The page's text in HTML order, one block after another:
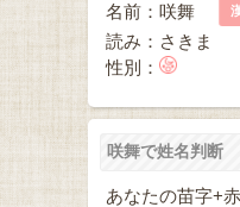
名前：咲舞
読み：さきま
性別：
咲舞で姓名判断
あなたの苗字+